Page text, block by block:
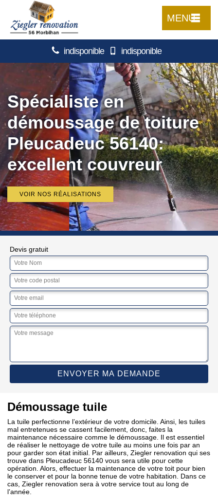
MENU
indisponible indisponible
Spécialiste en
démoussage de toiture
Pleucadeuc 56140:
excellent couvreur
VOIR NOS RÉALISATIONS
Devis gratuit
Démoussage tuile
La tuile perfectionne l’extérieur de votre domicile. Ainsi, les tuiles
mal entretenues se cassent facilement, donc, faites la
maintenance nécessaire comme le démoussage. Il est essentiel
de réaliser le nettoyage de votre tuile au moins une fois par an
pour garder son état initial. Par ailleurs, Ziegler renovation qui ses
trouve dans Pleucadeuc 56140 vous sera utile pour cette
opération. Alors, effectuer la maintenance de votre toit pour bien
le conserver et pour la bonne tenue de votre habitation. Dans ce
cas, Ziegler renovation sera à votre service tout au long de
l’année.